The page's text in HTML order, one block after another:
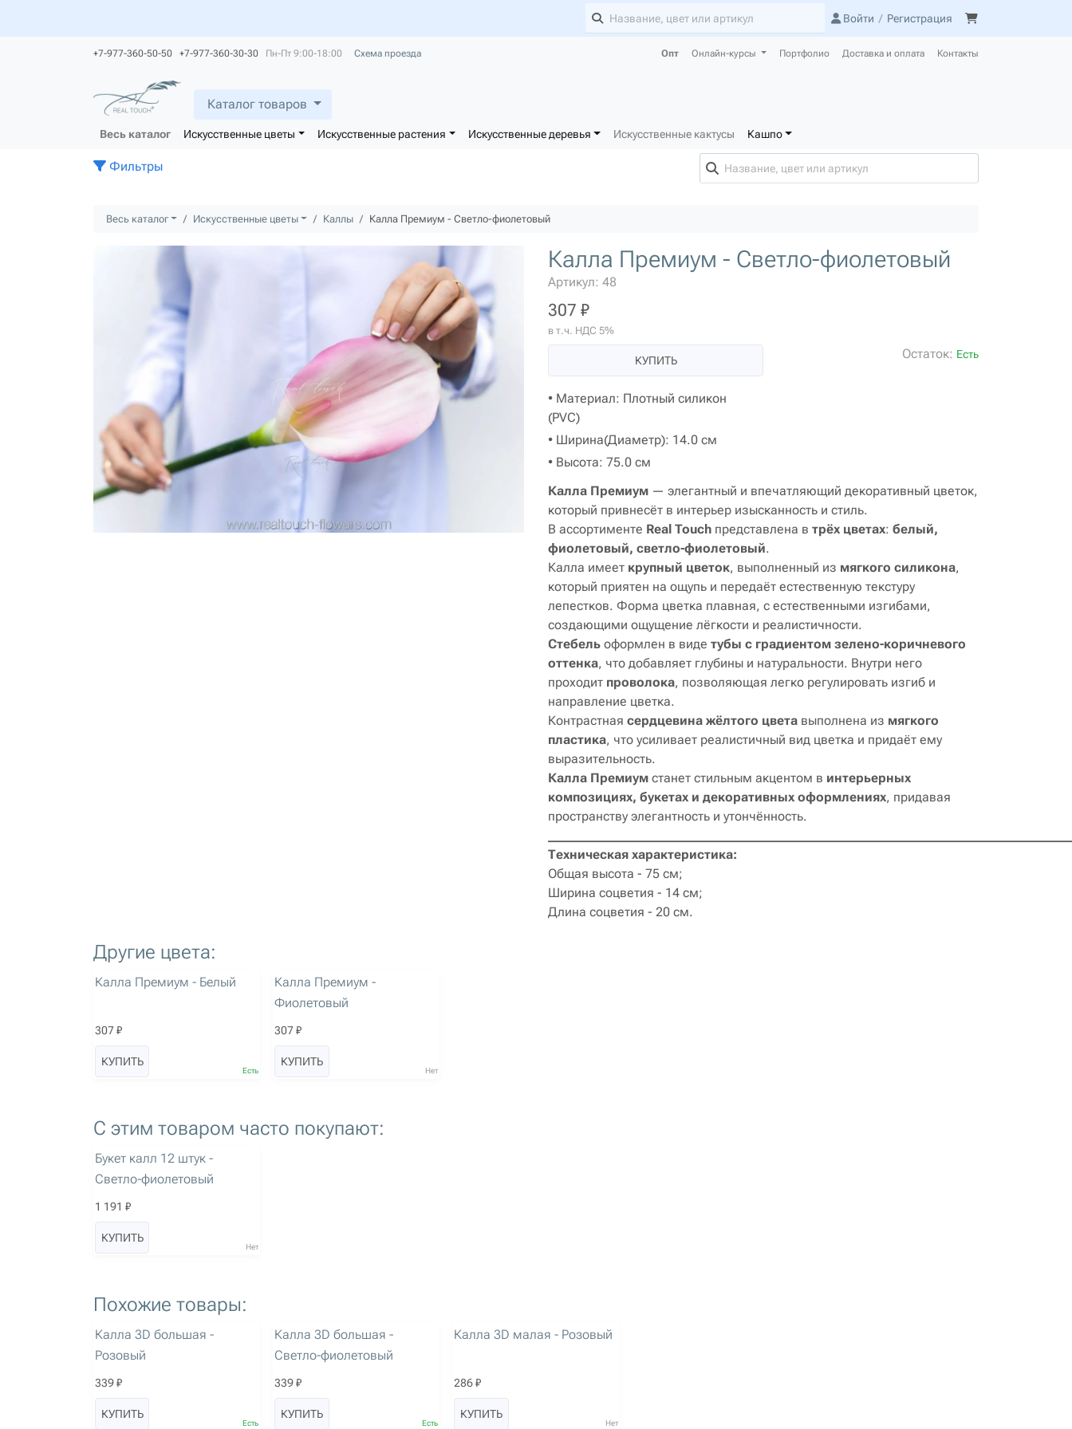
Войти / Регистрация
+7-977-360-50-50 +7-977-360-30-30 Пн-Пт 9:00-18:00 Схема проезда Опт Онлайн-курсы Портфолио Доставка и оплата Контакты
Каталог товаров
Весь каталог Искусственные цветы Искусственные растения Искусственные деревья Искусственные кактусы Кашпо
Фильтры
Весь каталог Искусственные цветы Каллы Калла Премиум - Светло-фиолетовый
Калла Премиум - Светло-фиолетовый
Артикул: 48
307 ₽
в т.ч. НДС 5%
КУПИТЬ Остаток: Есть
• Материал: Плотный силикон
(PVC)
• Ширина(Диаметр): 14.0 см
• Высота: 75.0 см
Калла Премиум — элегантный и впечатляющий декоративный цветок,
который привнесёт в интерьер изысканность и стиль.
В ассортименте Real Touch представлена в трёх цветах: белый,
фиолетовый, светло-фиолетовый.
Калла имеет крупный цветок, выполненный из мягкого силикона,
который приятен на ощупь и передаёт естественную текстуру
лепестков. Форма цветка плавная, с естественными изгибами,
создающими ощущение лёгкости и реалистичности.
Стебель оформлен в виде тубы с градиентом зелено-коричневого
оттенка, что добавляет глубины и натуральности. Внутри него
проходит проволока, позволяющая легко регулировать изгиб и
направление цветка.
Контрастная сердцевина жёлтого цвета выполнена из мягкого
пластика, что усиливает реалистичный вид цветка и придаёт ему
выразительность.
Калла Премиум станет стильным акцентом в интерьерных
композициях, букетах и декоративных оформлениях, придавая
пространству элегантность и утончённость.
Техническая характеристика:
Общая высота - 75 см;
Ширина соцветия - 14 см;
Длина соцветия - 20 см.
Другие цвета:
артикул: 47
Калла Премиум - Белый
307 ₽
КУПИТЬ
Есть
Калла Премиум -
Фиолетовый
307 ₽
КУПИТЬ
Нет
С этим товаром часто покупают:
артикул: 634
Букет калл 12 штук -
Светло-фиолетовый
1 191 ₽
КУПИТЬ
Нет
Похожие товары:
артикул: 3380
Калла 3D большая -
Розовый
339 ₽
КУПИТЬ
Есть
Калла 3D большая -
Светло-фиолетовый
339 ₽
КУПИТЬ
Есть
Калла 3D малая - Розовый
286 ₽
КУПИТЬ
Нет